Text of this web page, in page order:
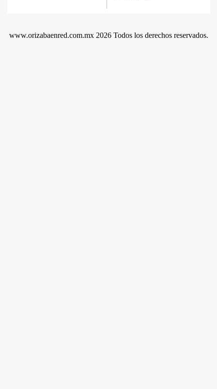
www.orizabaenred.com.mx 2026 Todos los derechos reservados.